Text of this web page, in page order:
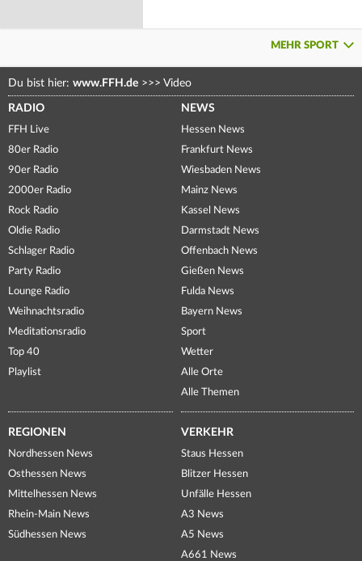
MEHR SPORT
Du bist hier: www.FFH.de >>> Video
RADIO
FFH Live
80er Radio
90er Radio
2000er Radio
Rock Radio
Oldie Radio
Schlager Radio
Party Radio
Lounge Radio
Weihnachtsradio
Meditationsradio
Top 40
Playlist
NEWS
Hessen News
Frankfurt News
Wiesbaden News
Mainz News
Kassel News
Darmstadt News
Offenbach News
Gießen News
Fulda News
Bayern News
Sport
Wetter
Alle Orte
Alle Themen
REGIONEN
Nordhessen News
Osthessen News
Mittelhessen News
Rhein-Main News
Südhessen News
VERKEHR
Staus Hessen
Blitzer Hessen
Unfälle Hessen
A3 News
A5 News
A661 News